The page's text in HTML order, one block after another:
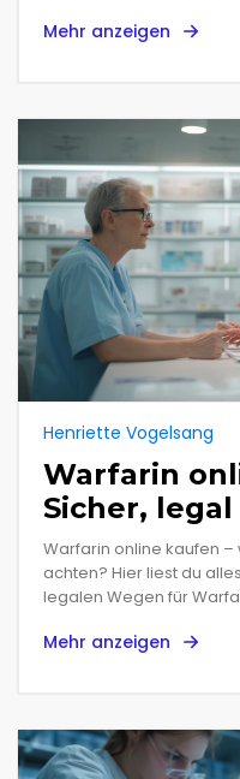
Mehr anzeigen
Henriette Vogelsang
Warfarin
Sicher,
Warfarin online kaufen
achten? Hier liest du
legalen Wegen für
Mehr anzeigen